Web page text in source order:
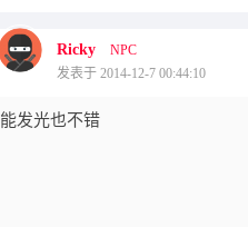
Ricky
NPC
发表于 2014-12-7 00:44:10
能发光也不错